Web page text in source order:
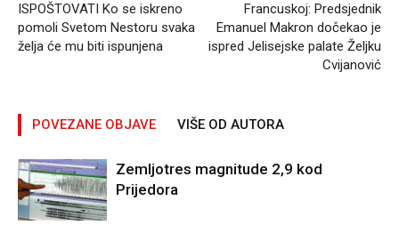
ISPOŠTOVATI Ko se iskreno
pomoli Svetom Nestoru svaka
želja će mu biti ispunjena
Francuskoj: Predsjednik
Emanuel Makron dočekao je
ispred Jelisejske palate Željku
Cvijanović
POVEZANE OBJAVE VIŠE OD AUTORA
Zemljotres magnitude 2,9 kod
Prijedora